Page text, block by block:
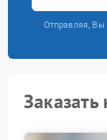
Отправляя, Вы
Заказать